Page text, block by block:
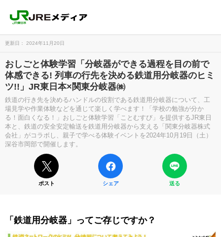
更新日： 2024年11月20日
おしごと体験学習「分岐器ができる過程を目の前で
体感できる! 列車の行先を決める鉄道用分岐器のヒミ
ツ!!」JR東日本×関東分岐器㈱
鉄道の行き先を決めるハンドルの役割である鉄道用分岐器について、工
場見学や作業体験などを通じて楽しく学べます！「学校の勉強が分か
る！面白くなる！」おしごと体験学習「ことむすび」を提供するJR東日
本と、鉄道の安全安定輸送を鉄道用分岐器から支える「関東分岐器株式
会社」がコラボし、親子で学べる体験イベントを2024年10月19日（土）
深谷市岡部で開催します。
ポスト シェア 送る
「鉄道用分岐器」ってご存じですか？